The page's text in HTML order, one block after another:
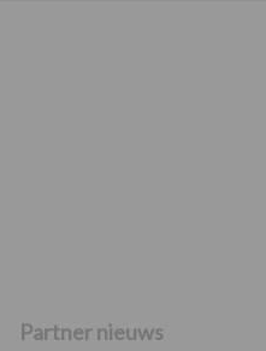
Partner nieuws